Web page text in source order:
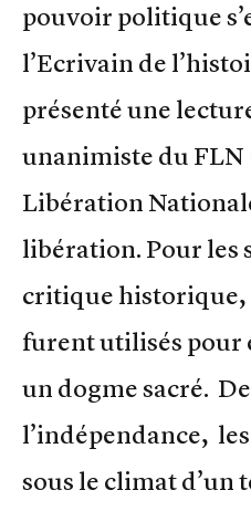
pouvoir politique
l’Ecrivain de
présenté une
unanimiste du FLN
Libération
libération. Pour les
critique historique,
furent utilisés pour
un dogme sacré.
l’indépendance,
sous le climat d’un